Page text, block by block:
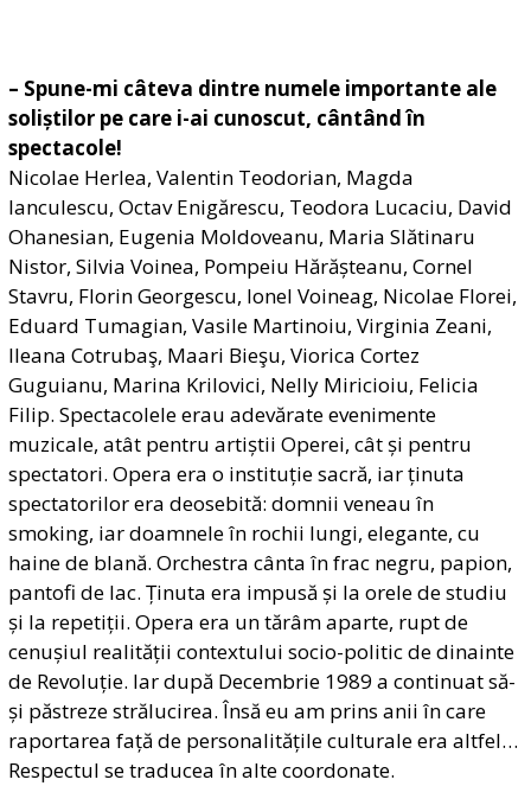
– Spune-mi câteva dintre numele importante ale
soliștilor pe care i-ai cunoscut, cântând în
spectacole!
Nicolae Herlea, Valentin Teodorian, Magda
Ianculescu, Octav Enigărescu, Teodora Lucaciu, David
Ohanesian, Eugenia Moldoveanu, Maria Slătinaru
Nistor, Silvia Voinea, Pompeiu Hărășteanu, Cornel
Stavru, Florin Georgescu, Ionel Voineag, Nicolae Florei,
Eduard Tumagian, Vasile Martinoiu, Virginia Zeani,
Ileana Cotrubaş, Maari Bieşu, Viorica Cortez
Guguianu, Marina Krilovici, Nelly Miricioiu, Felicia
Filip. Spectacolele erau adevărate evenimente
muzicale, atât pentru artiștii Operei, cât și pentru
spectatori. Opera era o instituție sacră, iar ținuta
spectatorilor era deosebită: domnii veneau în
smoking, iar doamnele în rochii lungi, elegante, cu
haine de blană. Orchestra cânta în frac negru, papion,
pantofi de lac. Ținuta era impusă și la orele de studiu
și la repetiții. Opera era un tărâm aparte, rupt de
cenușiul realității contextului socio-politic de dinainte
de Revoluție. Iar după Decembrie 1989 a continuat să-
și păstreze strălucirea. Însă eu am prins anii în care
raportarea față de personalitățile culturale era altfel…
Respectul se traducea în alte coordonate.